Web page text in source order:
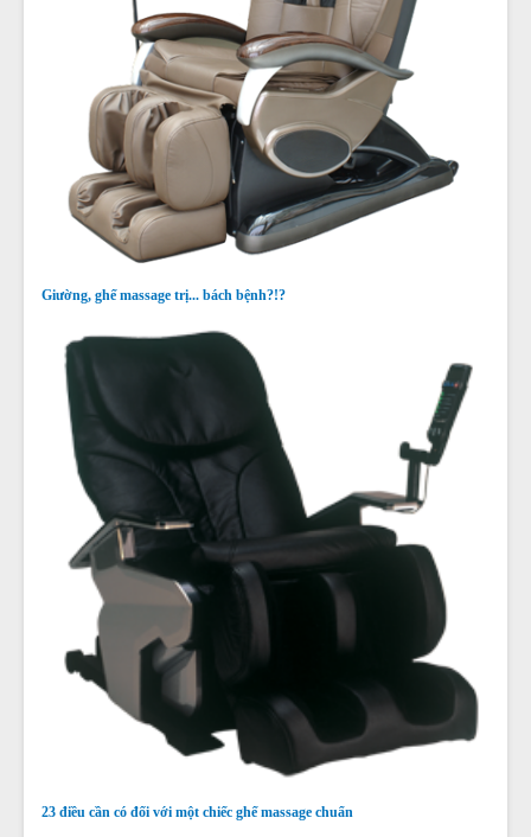
Giường, ghế massage trị... bách bệnh?!?
23 điều cần có đối với một chiếc ghế massage chuẩn